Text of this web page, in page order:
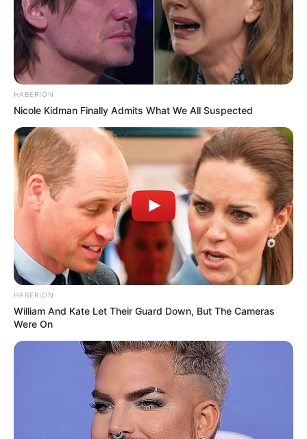
HABERION
Nicole Kidman Finally Admits What We All Suspected
HABERION
William And Kate Let Their Guard Down, But The Cameras
Were On